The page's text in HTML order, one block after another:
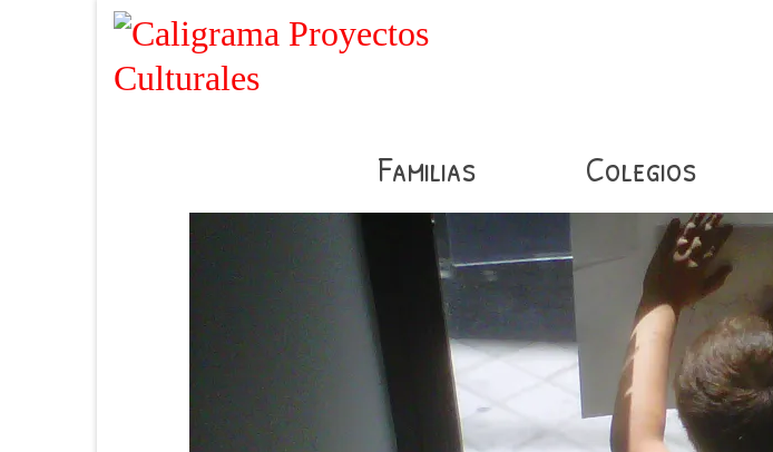
Familias Colegios